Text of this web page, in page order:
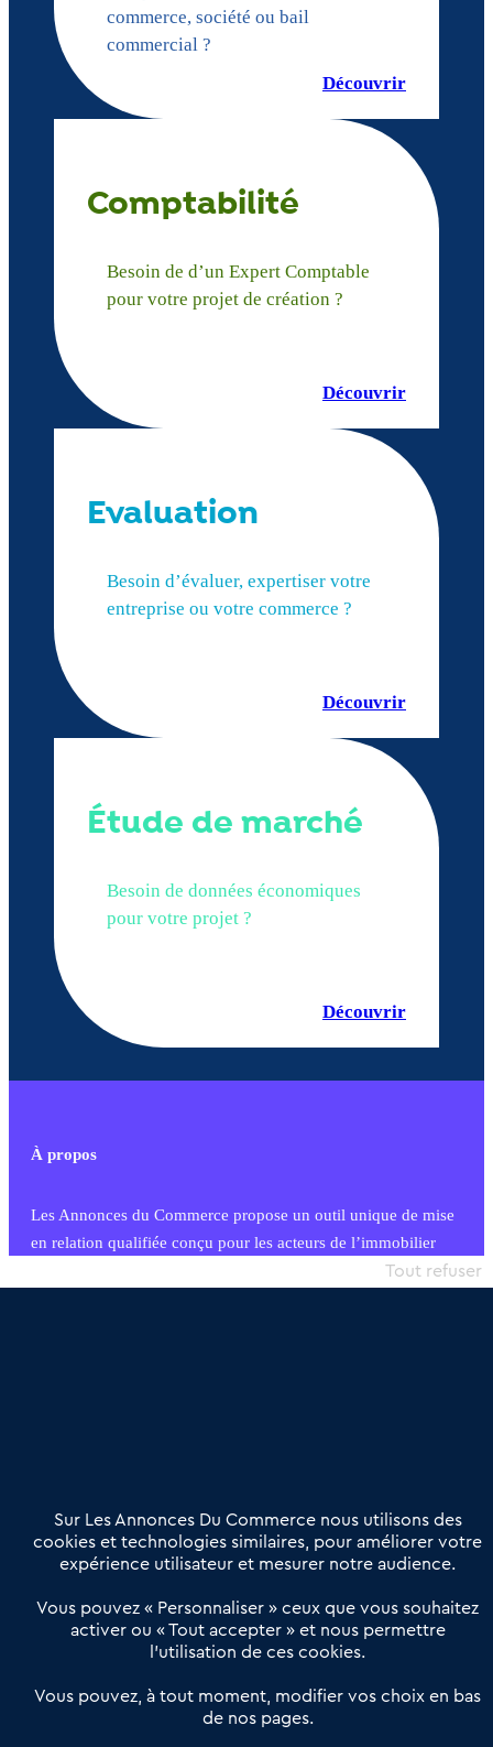
commerce, société ou bail
commercial ?
Découvrir
Comptabilité
Besoin de d’un Expert Comptable
pour votre projet de création ?
Découvrir
Evaluation
Besoin d’évaluer, expertiser votre
entreprise ou votre commerce ?
Découvrir
Étude de marché
Besoin de données économiques
pour votre projet ?
Découvrir
À propos
Les Annonces du Commerce propose un outil unique de mise
en relation qualifiée conçu pour les acteurs de l’immobilier
commercial et les collectivités territoriales, simple et intégrant
Offres Pro
Actualités
Qui sommes nous ?
Derniers articles
Réseau 3C : un partenaire national dédié aux transactions
Petitscommerces : Un partenariat au service du commerce de
proximité et des territoires
Sur Les Annonces Du Commerce nous utilisons des
cookies et technologies similaires, pour améliorer votre
expérience utilisateur et mesurer notre audience.
Vous pouvez « Personnaliser » ceux que vous souhaitez
activer ou « Tout accepter » et nous permettre
l’utilisation de ces cookies.
Vous pouvez, à tout moment, modifier vos choix en bas
de nos pages.
Tout refuser